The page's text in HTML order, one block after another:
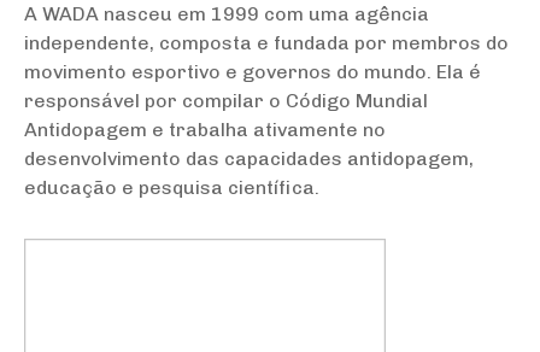
A WADA nasceu em 1999 com uma agência
independente, composta e fundada por membros do
movimento esportivo e governos do mundo. Ela é
responsável por compilar o Código Mundial
Antidopagem e trabalha ativamente no
desenvolvimento das capacidades antidopagem,
educação e pesquisa científica.